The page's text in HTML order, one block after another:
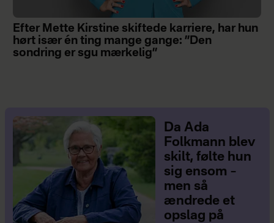
Efter Mette Kirstine skiftede karriere, har hun
hørt især én ting mange gange: ”Den
sondring er sgu mærkelig”
Da Ada
Folkmann blev
skilt, følte hun
sig ensom –
men så
ændrede et
opslag på